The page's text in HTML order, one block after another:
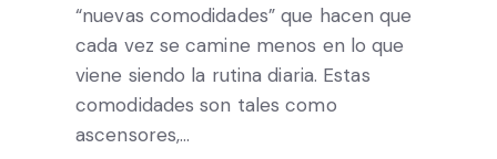
“nuevas comodidades” que hacen que
cada vez se camine menos en lo que
viene siendo la rutina diaria. Estas
comodidades son tales como
ascensores,…